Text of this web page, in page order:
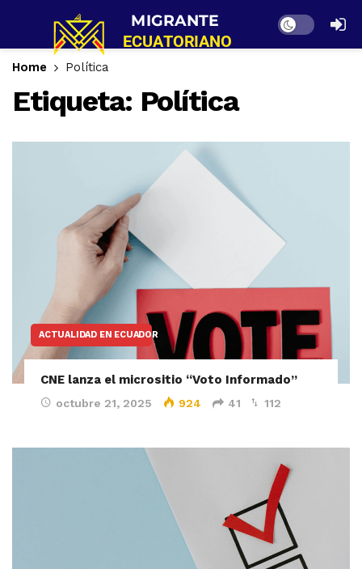
Dark mode
Home Política
Etiqueta: Política
ACTUALIDAD EN ECUADOR
CNE lanza el micrositio “Voto Informado”
octubre 21, 2025 924 41 112